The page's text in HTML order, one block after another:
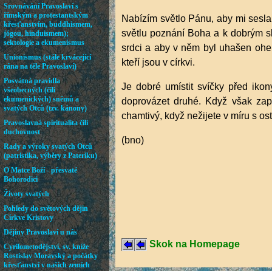
Nabízím světlo Pánu, aby mi
světlu poznání Boha a k dobrým
srdci a aby v něm byl uhašen
kteří jsou v církvi.
Je dobré umístit svíčky před
doprovázet druhé. Když však
chamtivý, když nežijete v míru s
(bno)
Skok na Homepage